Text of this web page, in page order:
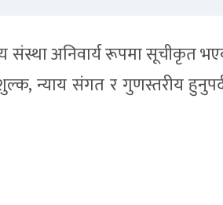
संस्था अनिवार्य रूपमा सूचीकृत
न्याय संगत र गुणस्तरीय